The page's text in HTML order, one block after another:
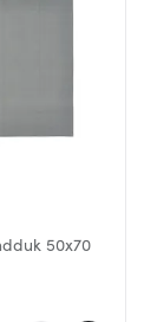
50x70